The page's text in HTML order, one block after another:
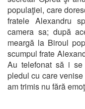
populaţiei, care
fratele Alexandru
camera sa; după
meargă la Biroul
scumpul frate
Au telefonat să i se
pledul cu care
am trimis nu fără